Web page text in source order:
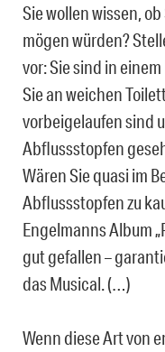
Sie wollen wissen,
mögen würden?
vor: Sie sind in
Sie an weichen
vorbeigelaufen sind
Abflussstopfen
Wären Sie quasi im
Abflussstopfen zu
Engelmanns Album
gut gefallen –
das Musical. (…)
Wenn diese Art von